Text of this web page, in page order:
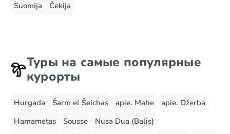
Suomija
Čekija
Туры на самые популярные
курорты
Hurgada Šarm el Šeichas apie. Mahe
apie. Džerba
Hamametas
Sousse
Nusa Dua (Balis)